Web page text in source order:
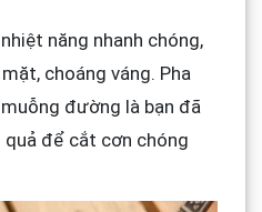
năng nhanh chóng,
choáng váng. Pha
đường là bạn đã
để cắt cơn chóng